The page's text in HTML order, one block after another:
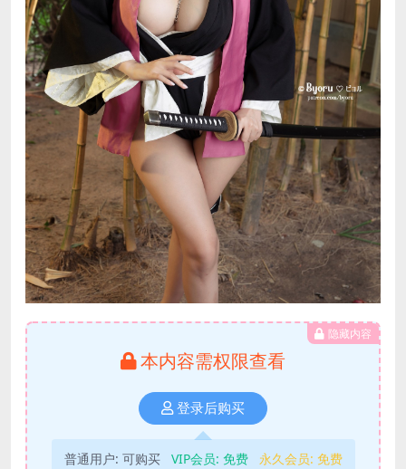
隐藏内容
本内容需权限查看
登录后购买
普通用户: 可购买 VIP会员: 免费 永久会员: 免费